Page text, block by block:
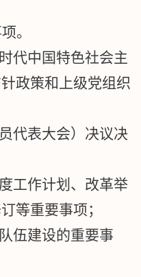
。
代中国特色社会主
政策和上级党组织
代表大会）决议决
工作计划、改革举
等重要事项；
伍建设的重要事